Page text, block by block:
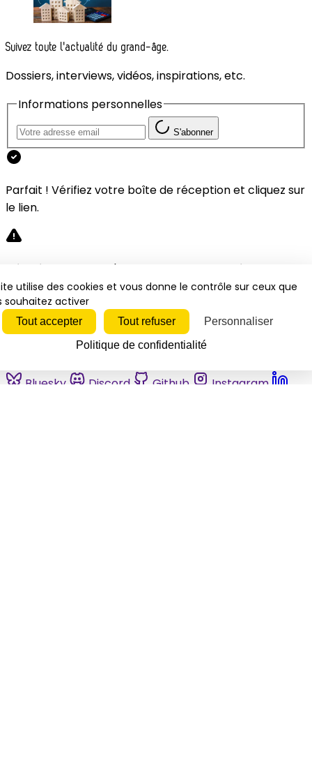
Suivez toute l'actualité du grand-âge.
Dossiers, interviews, vidéos, inspirations, etc.
Informations personnelles
S'abonner
Parfait ! Vérifiez votre boîte de réception et cliquez sur
le lien.
Désolé, une erreur s'est produite. Veuillez réessayer.
Fermer
Bluesky Discord Github
Instagram
utilise des cookies et vous donne le contrôle sur ceux que
souhaitez activer
Tout accepter Tout refuser
Personnaliser
Politique de confidentialité